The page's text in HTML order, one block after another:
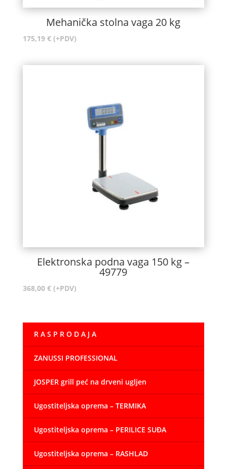
Mehanička stolna vaga 20 kg
175,19 € (+PDV)
Elektronska podna vaga 150 kg –
49779
368,00 € (+PDV)
R A S P R O D A J A
ZANUSSI PROFESSIONAL
JOSPER grill peć na drveni ugljen
Ugostiteljska oprema – TERMIKA
Ugostiteljska oprema – PERILICE SUĐA
Ugostiteljska oprema – RASHLAD